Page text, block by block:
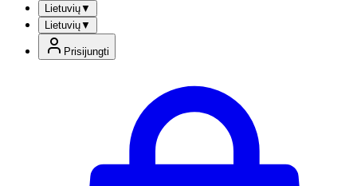
Lietuvių▼
Lietuvių▼
Prisijungti